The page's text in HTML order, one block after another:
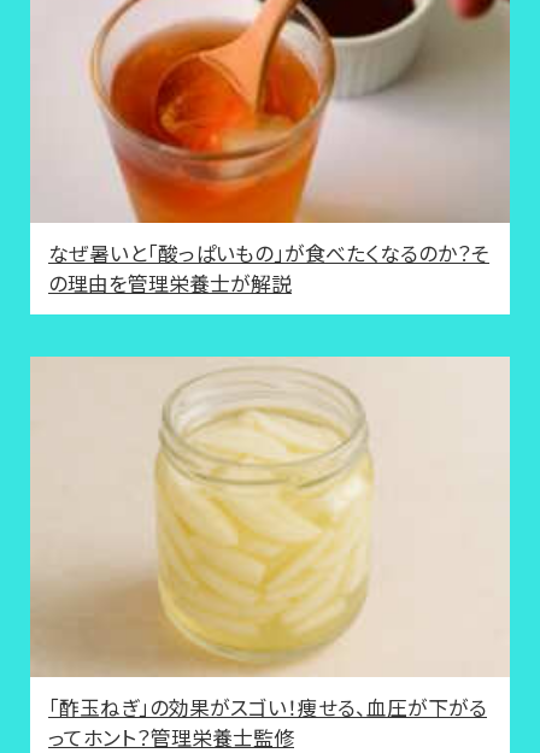
なぜ暑いと「酸っぱいもの」が食べたくなるのか？そ
の理由を管理栄養士が解説
「酢玉ねぎ」の効果がスゴい！痩せる、血圧が下がる
ってホント？管理栄養士監修